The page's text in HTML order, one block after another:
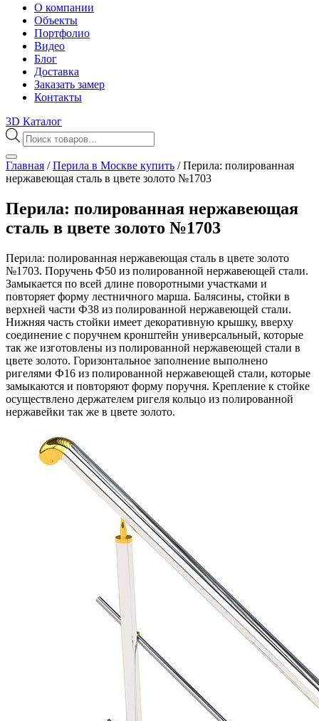
О компании
Объекты
Портфолио
Видео
Блог
Доставка
Заказать замер
Контакты
3D Каталог
Поиск
товаров
Главная /Перила в Москве купить /Перила: полированная
нержавеющая сталь в цвете золото №1703
Перила: полированная нержавеющая
сталь в цвете золото №1703
Перила: полированная нержавеющая сталь в цвете золото
№1703. Поручень Ф50 из полированной нержавеющей стали.
Замыкается по всей длине поворотными участками и
повторяет форму лестничного марша. Балясины, стойки в
верхней части Ф38 из полированной нержавеющей стали.
Нижняя часть стойки имеет декоративную крышку, вверху
соединение с поручнем кронштейн универсальный, которые
так же изготовлены из полированной нержавеющей стали в
цвете золото. Горизонтальное заполнение выполнено
ригелями Ф16 из полированной нержавеющей стали, которые
замыкаются и повторяют форму поручня. Крепление к стойке
осуществлено держателем ригеля кольцо из полированной
нержавейки так же в цвете золото.